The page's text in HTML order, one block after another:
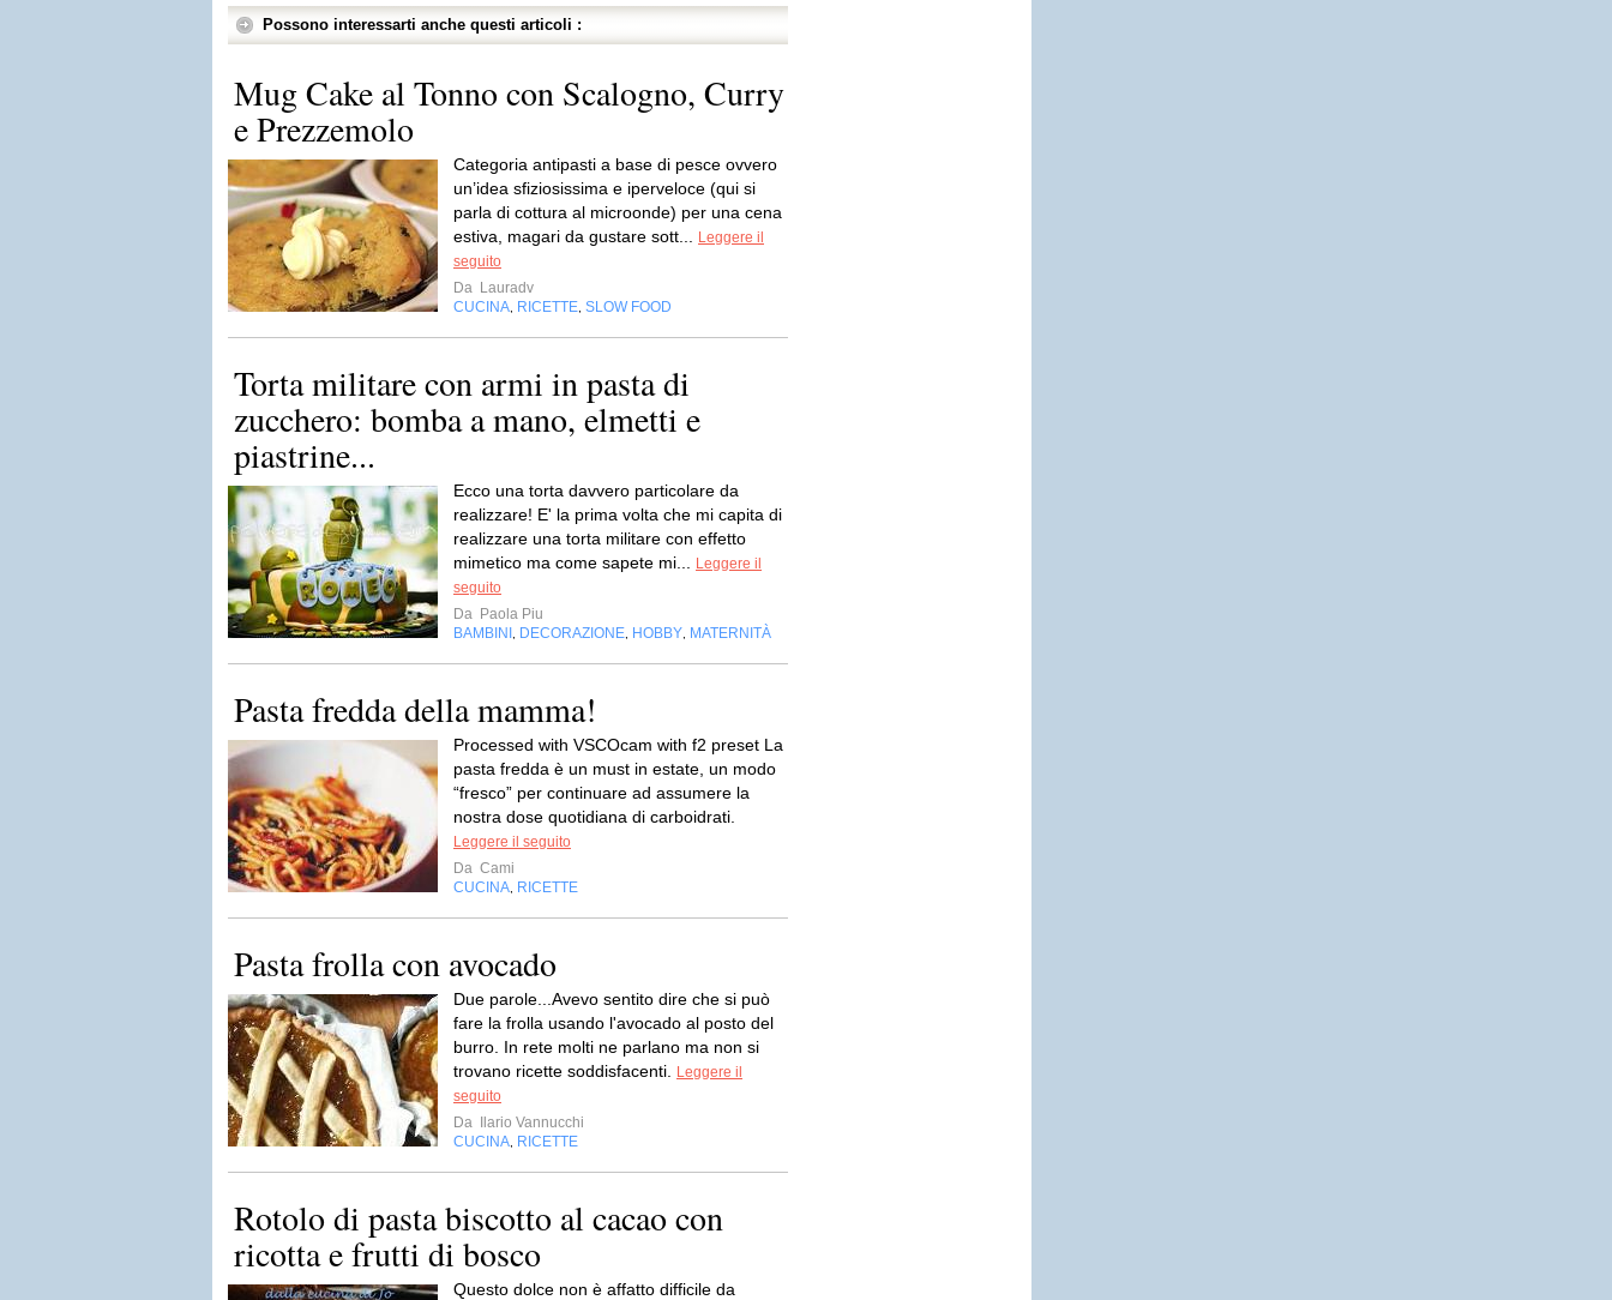
Possono interessarti anche questi articoli :
Mug Cake al Tonno con Scalogno, Curry
e Prezzemolo
Categoria antipasti a base di pesce ovvero
un’idea sfiziosissima e iperveloce (qui si
parla di cottura al microonde) per una cena
estiva, magari da gustare sott...
Leggere il
seguito
Da Lauradv
CUCINA RICETTE SLOW FOOD
Torta militare con armi in pasta di
zucchero: bomba a mano, elmetti e
piastrine...
Ecco una torta davvero particolare da
realizzare! E' la prima volta che mi capita di
realizzare una torta militare con effetto
mimetico ma come sapete mi...
Leggere il
seguito
Da Paola Piu
BAMBINI
DECORAZIONE HOBBY MATERNITÀ
Pasta fredda della mamma!
Processed with VSCOcam with f2 preset La
pasta fredda è un must in estate, un modo
“fresco” per continuare ad assumere la
nostra dose quotidiana di carboidrati.
Leggere il seguito
Da Cami
CUCINA RICETTE
Pasta frolla con avocado
Due parole...Avevo sentito dire che si può
fare la frolla usando l'avocado al posto del
burro. In rete molti ne parlano ma non si
trovano ricette soddisfacenti.
Leggere il
seguito
Da
Ilario Vannucchi
CUCINA RICETTE
Rotolo di pasta biscotto al cacao con
ricotta e frutti di bosco
Questo dolce non è affatto difficile da